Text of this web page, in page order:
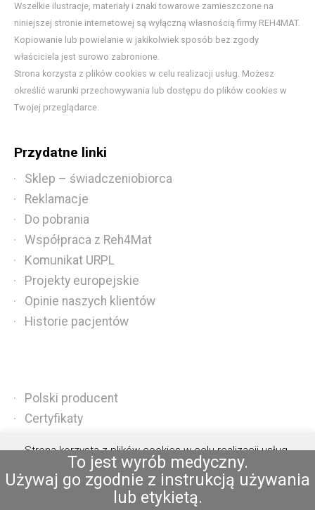
Wszelkie ilustracje, materiały i znaki towarowe zamieszczone na
niniejszej stronie internetowej są wyłączną własnością firmy REH4MAT.
Kopiowanie lub powielanie w jakikolwiek sposób bez zgody
właściciela jest surowo zabronione.
Strona korzysta z plików cookies w celu realizacji usług. Możesz
określić warunki przechowywania lub dostępu do plików cookies w
Twojej przeglądarce.
Przydatne linki
Sklep – świadczeniobiorca
Reklamacje
Do pobrania
Współpraca z Reh4Mat
Komunikat URPL
Projekty europejskie
Opinie naszych klientów
Historie pacjentów
Polski producent
Certyfikaty
Nagrody
Publikacje naukowe
Strona korzysta z plików cookies w celu realizacji usług.
Możesz określić warunki przechowywania lub dostępu do
plików cookies w Twojej przeglądarce.
Akceptuję
To jest wyrób medyczny.
Używaj go zgodnie z instrukcją używania
lub etykietą.